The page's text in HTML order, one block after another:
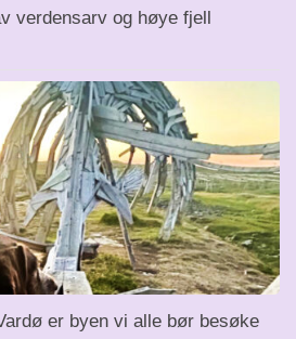
verdensarv og høye fjell
er byen vi alle bør besøke